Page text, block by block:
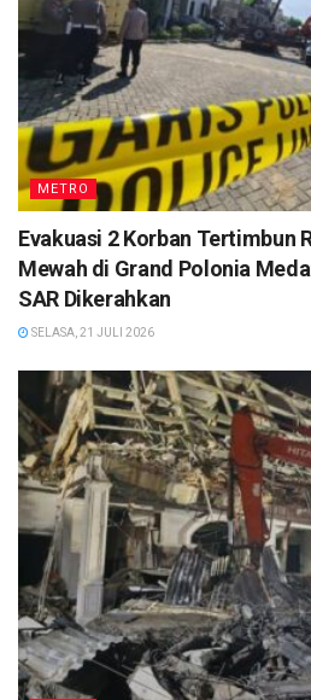
METRO
Evakuasi 2 Korban Tertimbun
Mewah di Grand Polonia
SAR Dikerahkan
SELASA, 21 JULI 2026